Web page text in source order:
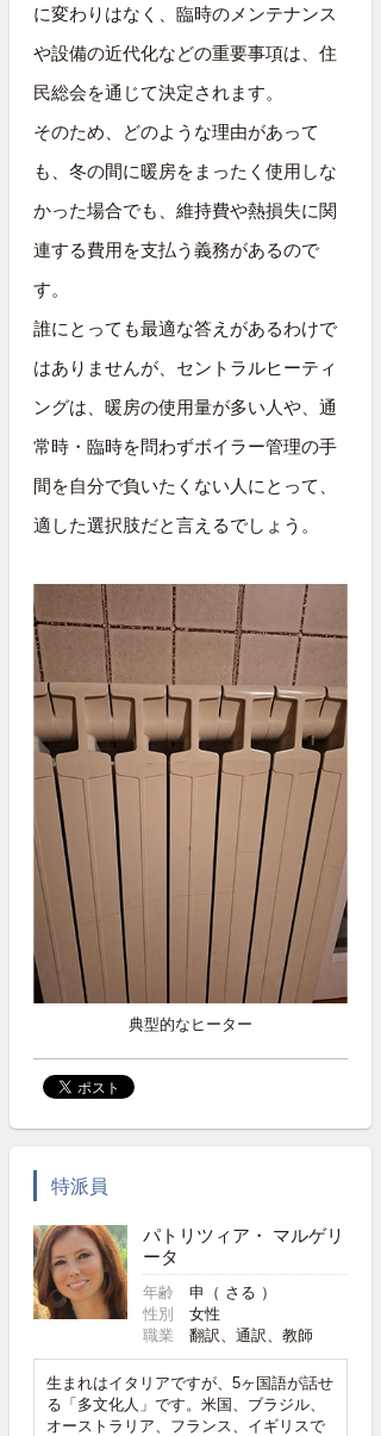
に変わりはなく、臨時のメンテナンス
や設備の近代化などの重要事項は、住
民総会を通じて決定されます。
そのため、どのような理由があって
も、冬の間に暖房をまったく使用しな
かった場合でも、維持費や熱損失に関
連する費用を支払う義務があるので
す。
誰にとっても最適な答えがあるわけで
はありませんが、セントラルヒーティ
ングは、暖房の使用量が多い人や、通
常時・臨時を問わずボイラー管理の手
間を自分で負いたくない人にとって、
適した選択肢だと言えるでしょう。
典型的なヒーター
特派員
パトリツィア・ マルゲリ
ータ
年齢
申（ さる ）
性別
女性
職業
翻訳、通訳、教師
生まれはイタリアですが、5ヶ国語が話せ
る「多文化人」です。米国、ブラジル、
オーストラリア、フランス、イギリスで